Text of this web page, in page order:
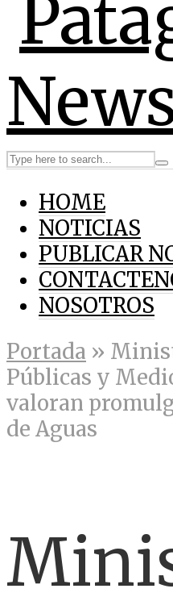
HOME
NOTICIAS
PUBLICAR
NOSOTROS
Portada »
Públicas y
valoran
de Aguas